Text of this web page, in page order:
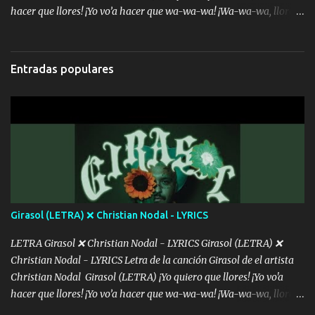
hacer que llores! ¡Yo vo’a hacer que wa-wa-wa! ¡Wa-wa-wa, llores!
cada que intentas cantar Cada que intentas rapear, cada que
intentas rimar Pobre payaso que usa a todo el mundo pa' conectar
con la gente Dices "Latino Gang" pero pisas a to'a tu gente Pa’ dar
menos se prudente Hoy me sabe a mierda, traigo un Balvin en los
dientes Por falta de empatía le toca ser resiliente ¿Acaso eres
consciente de los followers que mueves? Parcerito, abre los ojos y
ve el poder que tienes Otro chiste malo son los nombres de tus
álbum's "José, vibras colores con la energía del diablo " ¿Si ...
Entradas populares
Girasol (LETRA) ❌ Christian Nodal - LYRICS
LETRA Girasol ❌ Christian Nodal - LYRICS Girasol (LETRA) ❌
Christian Nodal - LYRICS Letra de la canción Girasol de el artista
Christian Nodal Girasol (LETRA) ¡Yo quiero que llores! ¡Yo vo'a
hacer que llores! ¡Yo vo’a hacer que wa-wa-wa! ¡Wa-wa-wa, llores!